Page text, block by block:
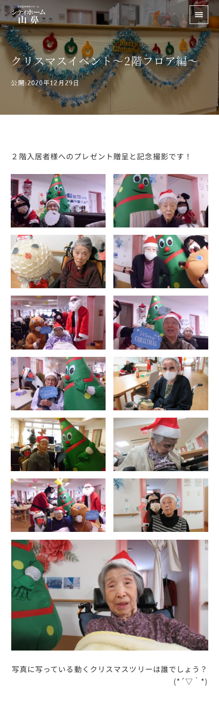
クリスマスイベント～2階フロア編～
公開:2020年12月29日
２階入居者様へのプレゼント贈呈と記念撮影です！
写真に写っている動くクリスマスツリーは誰でしょう？
(*´▽｀*)